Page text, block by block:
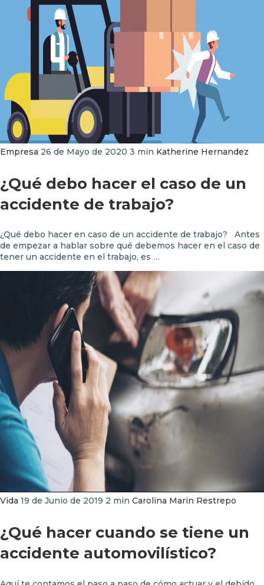
Empresa 26 de Mayo de 2020 3 min Katherine Hernandez
¿Qué debo hacer el caso de un
accidente de trabajo?
¿Qué debo hacer en caso de un accidente de trabajo? Antes
de empezar a hablar sobre qué debemos hacer en el caso de
tener un accidente en el trabajo, es …
Vida 19 de Junio de 2019 2 min Carolina Marin Restrepo
¿Qué hacer cuando se tiene un
accidente automovilístico?